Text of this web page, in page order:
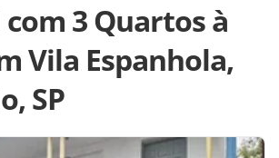
3 Quartos à
Vila Espanhola,
SP